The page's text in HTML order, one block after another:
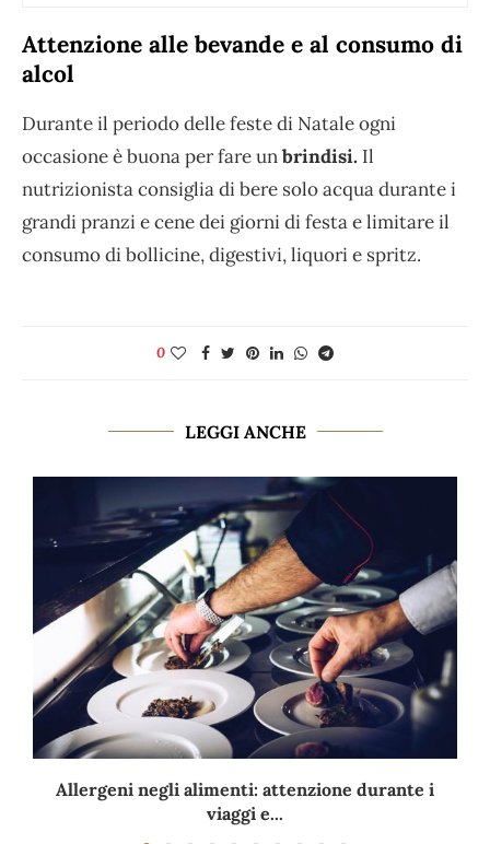
Attenzione alle bevande e al consumo di
alcol
Durante il periodo delle feste di Natale ogni
occasione è buona per fare unbrindisi. Il
nutrizionista consiglia di bere solo acqua durante i
grandi pranzi e cene dei giorni di festa e limitare il
consumo di bollicine, digestivi, liquori e spritz.
0
LEGGI ANCHE
Allergeni negli alimenti: attenzione durante i
viaggi e...